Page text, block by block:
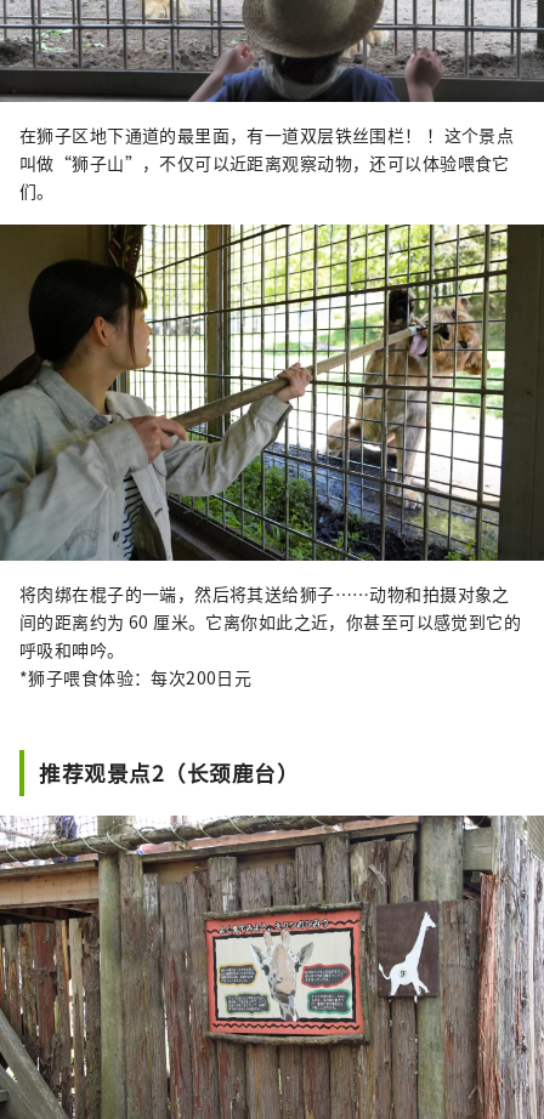
在狮子区地下通道的最里面，有一道双层铁丝围栏！ ！这个景点
叫做“狮子山”，不仅可以近距离观察动物，还可以体验喂食它
们。
将肉绑在棍子的一端，然后将其送给狮子……动物和拍摄对象之
间的距离约为 60 厘米。它离你如此之近，你甚至可以感觉到它的
呼吸和呻吟。
*狮子喂食体验：每次200日元
推荐观景点2（长颈鹿台）